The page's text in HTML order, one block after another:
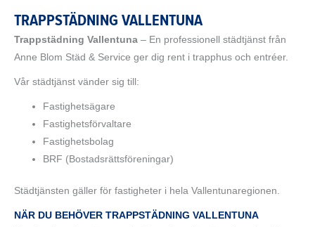
TRAPPSTÄDNING VALLENTUNA
Trappstädning Vallentuna – En professionell städtjänst från
Anne Blom Städ & Service ger dig rent i trapphus och entréer.
Vår städtjänst vänder sig till:
Fastighetsägare
Fastighetsförvaltare
Fastighetsbolag
BRF (Bostadsrättsföreningar)
Städtjänsten gäller för fastigheter i hela Vallentunaregionen.
NÄR DU BEHÖVER TRAPPSTÄDNING VALLENTUNA